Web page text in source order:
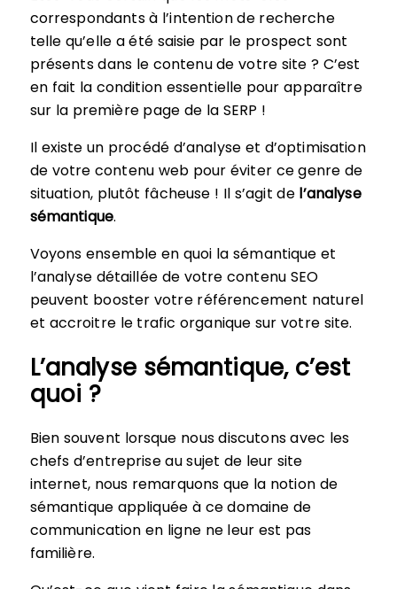
correspondants à l’intention de recherche
telle qu’elle a été saisie par le prospect sont
présents dans le contenu de votre site ? C’est
en fait la condition essentielle pour apparaître
sur la première page de la SERP !
Il existe un procédé d’analyse et d’optimisation
de votre contenu web pour éviter ce genre de
situation, plutôt fâcheuse ! Il s’agit de l’analyse
sémantique.
Voyons ensemble en quoi la sémantique et
l’analyse détaillée de votre contenu SEO
peuvent booster votre référencement naturel
et accroitre le trafic organique sur votre site.
L’analyse sémantique, c’est
quoi ?
Bien souvent lorsque nous discutons avec les
chefs d’entreprise au sujet de leur site
internet, nous remarquons que la notion de
sémantique appliquée à ce domaine de
communication en ligne ne leur est pas
familière.